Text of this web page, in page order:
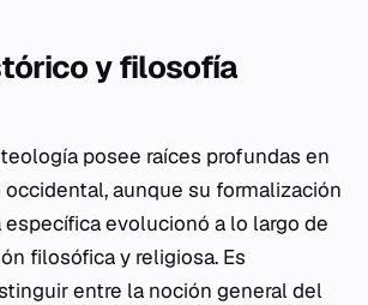
y filosofía
posee raíces profundas en
aunque su formalización
evolucionó a lo largo de
filosófica y religiosa. Es
entre la noción general del